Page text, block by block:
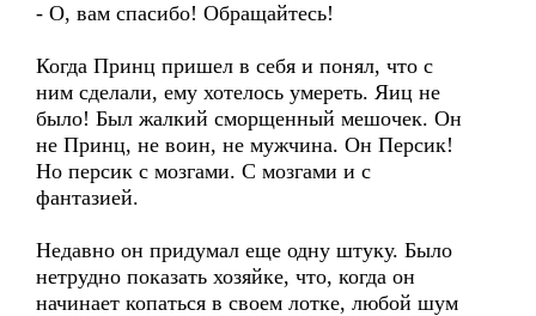
- О, вам спасибо! Обращайтесь!
Когда Принц пришел в себя и понял, что с
ним сделали, ему хотелось умереть. Яиц не
было! Был жалкий сморщенный мешочек. Он
не Принц, не воин, не мужчина. Он Персик!
Но персик с мозгами. С мозгами и с
фантазией.
Недавно он придумал еще одну штуку. Было
нетрудно показать хозяйке, что, когда он
начинает копаться в своем лотке, любой шум